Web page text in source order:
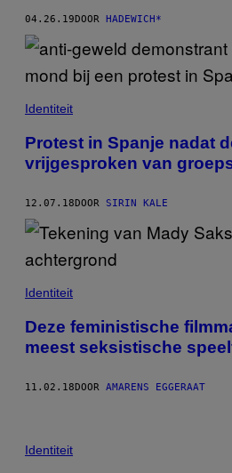
04.26.19 DOOR HADEWICH*
Identiteit
Protest in Spanje nadat
vrijgesproken van
12.07.18DOOR SIRIN KALE
Identiteit
Deze feministische
meest seksistische
11.02.18DOOR AMARENS EGGERAAT
Identiteit